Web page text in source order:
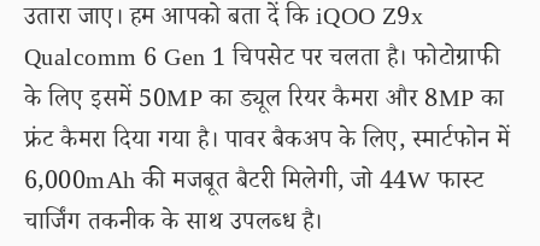
उतारा जाए। हम आपको बता दें कि iQOO Z9x
Qualcomm 6 Gen 1 चिपसेट पर चलता है। फोटोग्राफी
के लिए इसमें 50MP का ड्यूल रियर कैमरा और 8MP का
फ्रंट कैमरा दिया गया है। पावर बैकअप के लिए, स्मार्टफोन में
6,000mAh की मजबूत बैटरी मिलेगी, जो 44W फास्ट
चार्जिंग तकनीक के साथ उपलब्ध है।